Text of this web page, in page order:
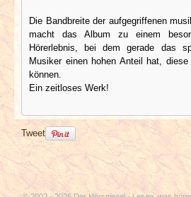
Die Bandbreite der aufgegriffenen
macht das Album zu einem
Hörerlebnis, bei dem gerade das
Musiker einen hohen Anteil hat,
können.
Ein zeitloses Werk!
Tweet